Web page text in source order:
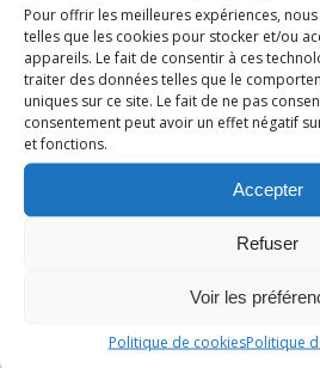
Pour offrir les meilleures expériences,
telles que les cookies pour stocker et/ou
appareils. Le fait de consentir à ces
traiter des données telles que le
uniques sur ce site. Le fait de ne pas
consentement peut avoir un effet négatif
et fonctions.
Accepter
Refuser
Voir les
Politique de cookiesPolitique
~ NICE CREAM À LA FRAISE ~
Presque un mois que